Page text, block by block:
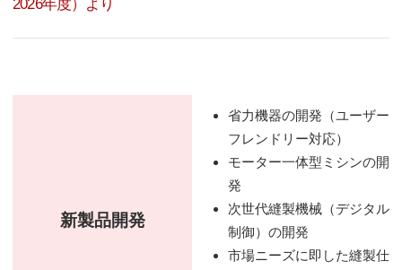
2026年度）より
新製品開発
省力機器の開発（ユーザー
フレンドリー対応）
モーター一体型ミシンの開
発
次世代縫製機械（デジタル
制御）の開発
市場ニーズに即した縫製仕